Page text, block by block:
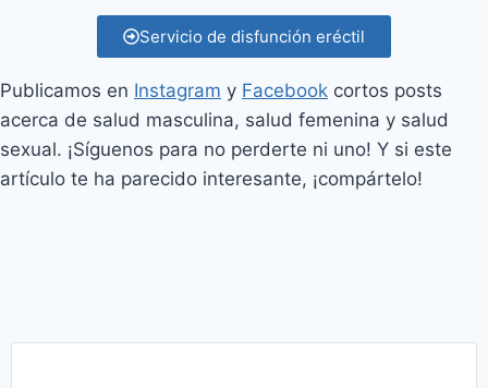
Servicio de disfunción eréctil
Publicamos en Instagram y Facebook cortos posts
acerca de salud masculina, salud femenina y salud
sexual. ¡Síguenos para no perderte ni uno! Y si este
artículo te ha parecido interesante, ¡compártelo!